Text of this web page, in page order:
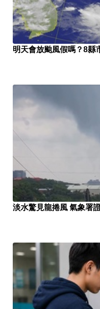
明天會放颱風假嗎？8縣
淡水驚見龍捲風 氣象署